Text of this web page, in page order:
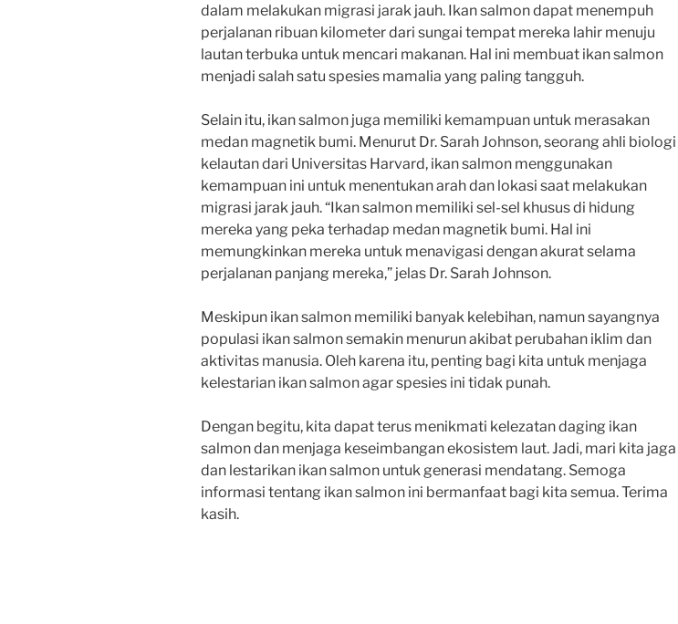
dalam melakukan migrasi jarak jauh. Ikan salmon dapat menempuh
perjalanan ribuan kilometer dari sungai tempat mereka lahir menuju
lautan terbuka untuk mencari makanan. Hal ini membuat ikan salmon
menjadi salah satu spesies mamalia yang paling tangguh.
Selain itu, ikan salmon juga memiliki kemampuan untuk merasakan
medan magnetik bumi. Menurut Dr. Sarah Johnson, seorang ahli biologi
kelautan dari Universitas Harvard, ikan salmon menggunakan
kemampuan ini untuk menentukan arah dan lokasi saat melakukan
migrasi jarak jauh. “Ikan salmon memiliki sel-sel khusus di hidung
mereka yang peka terhadap medan magnetik bumi. Hal ini
memungkinkan mereka untuk menavigasi dengan akurat selama
perjalanan panjang mereka,” jelas Dr. Sarah Johnson.
Meskipun ikan salmon memiliki banyak kelebihan, namun sayangnya
populasi ikan salmon semakin menurun akibat perubahan iklim dan
aktivitas manusia. Oleh karena itu, penting bagi kita untuk menjaga
kelestarian ikan salmon agar spesies ini tidak punah.
Dengan begitu, kita dapat terus menikmati kelezatan daging ikan
salmon dan menjaga keseimbangan ekosistem laut. Jadi, mari kita jaga
dan lestarikan ikan salmon untuk generasi mendatang. Semoga
informasi tentang ikan salmon ini bermanfaat bagi kita semua. Terima
kasih.